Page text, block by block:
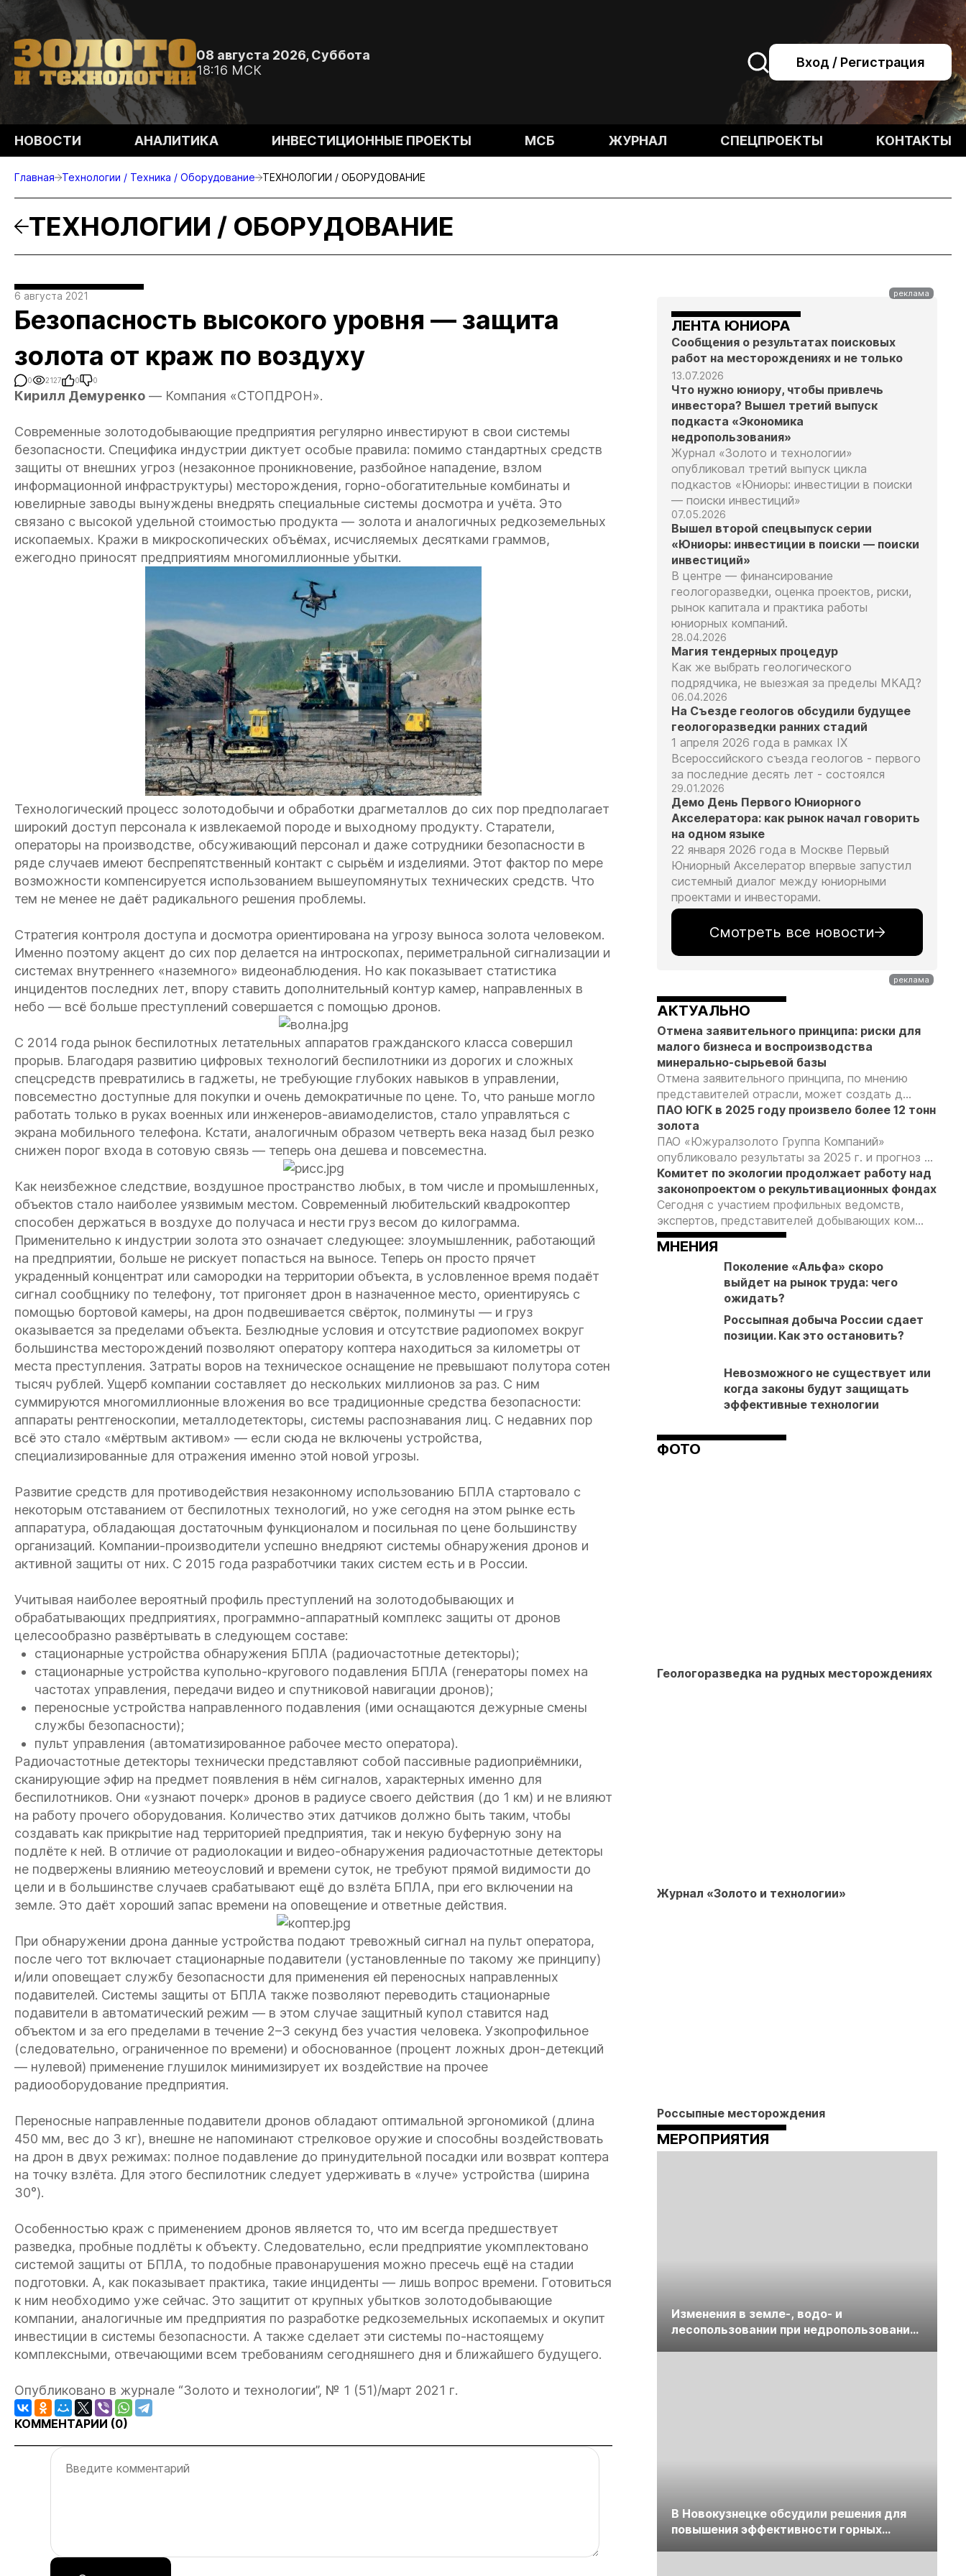
08 августа 2026, Суббота
18:16 МСК
Вход / Регистрация
НОВОСТИ АНАЛИТИКА ИНВЕСТИЦИОННЫЕ ПРОЕКТЫ МСБ ЖУРНАЛ СПЕЦПРОЕКТЫ КОНТАКТЫ
Главная Технологии / Техника / Оборудование ТЕХНОЛОГИИ / ОБОРУДОВАНИЕ
ТЕХНОЛОГИИ / ОБОРУДОВАНИЕ
6 августа 2021
Безопасность высокого уровня — защита
золота от краж по воздуху
0 2127 0 0
Кирилл Демуренко — Компания «СТОПДРОН».
Современные золотодобывающие предприятия регулярно инвестируют в свои системы
безопасности. Специфика индустрии диктует особые правила: помимо стандартных средств
защиты от внешних угроз (незаконное проникновение, разбойное нападение, взлом
информационной инфраструктуры) месторождения, горно-обогатительные комбинаты и
ювелирные заводы вынуждены внедрять специальные системы досмотра и учёта. Это
связано с высокой удельной стоимостью продукта — золота и аналогичных редкоземельных
ископаемых. Кражи в микроскопических объёмах, исчисляемых десятками граммов,
ежегодно приносят предприятиям многомиллионные убытки.
Технологический процесс золотодобычи и обработки драгметаллов до сих пор предполагает
широкий доступ персонала к извлекаемой породе и выходному продукту. Старатели,
операторы на производстве, обсуживающий персонал и даже сотрудники безопасности в
ряде случаев имеют беспрепятственный контакт с сырьём и изделиями. Этот фактор по мере
возможности компенсируется использованием вышеупомянутых технических средств. Что
тем не менее не даёт радикального решения проблемы.
Стратегия контроля доступа и досмотра ориентирована на угрозу выноса золота человеком.
Именно поэтому акцент до сих пор делается на интроскопах, периметральной сигнализации и
системах внутреннего «наземного» видеонаблюдения. Но как показывает статистика
инцидентов последних лет, впору ставить дополнительный контур камер, направленных в
небо — всё больше преступлений совершается с помощью дронов.
С 2014 года рынок беспилотных летательных аппаратов гражданского класса совершил
прорыв. Благодаря развитию цифровых технологий беспилотники из дорогих и сложных
спецсредств превратились в гаджеты, не требующие глубоких навыков в управлении,
повсеместно доступные для покупки и очень демократичные по цене. То, что раньше могло
работать только в руках военных или инженеров-авиамоделистов, стало управляться с
экрана мобильного телефона. Кстати, аналогичным образом четверть века назад был резко
снижен порог входа в сотовую связь — теперь она дешева и повсеместна.
Как неизбежное следствие, воздушное пространство любых, в том числе и промышленных,
объектов стало наиболее уязвимым местом. Современный любительский квадрокоптер
способен держаться в воздухе до получаса и нести груз весом до килограмма.
Применительно к индустрии золота это означает следующее: злоумышленник, работающий
на предприятии, больше не рискует попасться на выносе. Теперь он просто прячет
украденный концентрат или самородки на территории объекта, в условленное время подаёт
сигнал сообщнику по телефону, тот пригоняет дрон в назначенное место, ориентируясь с
помощью бортовой камеры, на дрон подвешивается свёрток, полминуты — и груз
оказывается за пределами объекта. Безлюдные условия и отсутствие радиопомех вокруг
большинства месторождений позволяют оператору коптера находиться за километры от
места преступления. Затраты воров на техническое оснащение не превышают полутора сотен
тысяч рублей. Ущерб компании составляет до нескольких миллионов за раз. С ним
суммируются многомиллионные вложения во все традиционные средства безопасности:
аппараты рентгеноскопии, металлодетекторы, системы распознавания лиц. С недавних пор
всё это стало «мёртвым активом» — если сюда не включены устройства,
специализированные для отражения именно этой новой угрозы.
Развитие средств для противодействия незаконному использованию БПЛА стартовало с
некоторым отставанием от беспилотных технологий, но уже сегодня на этом рынке есть
аппаратура, обладающая достаточным функционалом и посильная по цене большинству
организаций. Компании-производители успешно внедряют системы обнаружения дронов и
активной защиты от них. С 2015 года разработчики таких систем есть и в России.
Учитывая наиболее вероятный профиль преступлений на золотодобывающих и
обрабатывающих предприятиях, программно-аппаратный комплекс защиты от дронов
целесообразно развёртывать в следующем составе:
cтационарные устройства обнаружения БПЛА (радиочастотные детекторы);
стационарные устройства купольно-кругового подавления БПЛА (генераторы помех на
частотах управления, передачи видео и спутниковой навигации дронов);
переносные устройства направленного подавления (ими оснащаются дежурные смены
службы безопасности);
пульт управления (автоматизированное рабочее место оператора).
Радиочастотные детекторы технически представляют собой пассивные радиоприёмники,
сканирующие эфир на предмет появления в нём сигналов, характерных именно для
беспилотников. Они «узнают почерк» дронов в радиусе своего действия (до 1 км) и не влияют
на работу прочего оборудования. Количество этих датчиков должно быть таким, чтобы
создавать как прикрытие над территорией предприятия, так и некую буферную зону на
подлёте к ней. В отличие от радиолокации и видео-обнаружения радиочастотные детекторы
не подвержены влиянию метеоусловий и времени суток, не требуют прямой видимости до
цели и в большинстве случаев срабатывают ещё до взлёта БПЛА, при его включении на
земле. Это даёт хороший запас времени на оповещение и ответные действия.
При обнаружении дрона данные устройства подают тревожный сигнал на пульт оператора,
после чего тот включает стационарные подавители (установленные по такому же принципу)
и/или оповещает службу безопасности для применения ей переносных направленных
подавителей. Системы защиты от БПЛА также позволяют переводить стационарные
подавители в автоматический режим — в этом случае защитный купол ставится над
объектом и за его пределами в течение 2–3 секунд без участия человека. Узкопрофильное
(следовательно, ограниченное по времени) и обоснованное (процент ложных дрон-детекций
— нулевой) применение глушилок минимизирует их воздействие на прочее
радиооборудование предприятия.
Переносные направленные подавители дронов обладают оптимальной эргономикой (длина
450 мм, вес до 3 кг), внешне не напоминают стрелковое оружие и способны воздействовать
на дрон в двух режимах: полное подавление до принудительной посадки или возврат коптера
на точку взлёта. Для этого беспилотник следует удерживать в «луче» устройства (ширина
30°).
Особенностью краж с применением дронов является то, что им всегда предшествует
разведка, пробные подлёты к объекту. Следовательно, если предприятие укомплектовано
системой защиты от БПЛА, то подобные правонарушения можно пресечь ещё на стадии
подготовки. А, как показывает практика, такие инциденты — лишь вопрос времени. Готовиться
к ним необходимо уже сейчас. Это защитит от крупных убытков золотодобывающие
компании, аналогичные им предприятия по разработке редкоземельных ископаемых и окупит
инвестиции в системы безопасности. А также сделает эти системы по-настоящему
комплексными, отвечающими всем требованиям сегодняшнего дня и ближайшего будущего.
Опубликовано в журнале “Золото и технологии”, № 1 (51)/март 2021 г.
КОММЕНТАРИИ (0)
ЛЕНТА ЮНИОРА
Сообщения о результатах поисковых
работ на месторождениях и не только
13.07.2026
Что нужно юниору, чтобы привлечь
инвестора? Вышел третий выпуск
подкаста «Экономика
недропользования»
Журнал «Золото и технологии»
опубликовал третий выпуск цикла
подкастов «Юниоры: инвестиции в поиски
— поиски инвестиций»
07.05.2026
Вышел второй спецвыпуск серии
«Юниоры: инвестиции в поиски — поиски
инвестиций»
В центре — финансирование
геологоразведки, оценка проектов, риски,
рынок капитала и практика работы
юниорных компаний.
28.04.2026
Магия тендерных процедур
Как же выбрать геологического
подрядчика, не выезжая за пределы МКАД?
06.04.2026
На Съезде геологов обсудили будущее
геологоразведки ранних стадий
1 апреля 2026 года в рамках IX
Всероссийского съезда геологов - первого
за последние десять лет - состоялся
29.01.2026
Демо День Первого Юниорного
Акселератора: как рынок начал говорить
на одном языке
22 января 2026 года в Москве Первый
Юниорный Акселератор впервые запустил
системный диалог между юниорными
проектами и инвесторами.
Смотреть все новости
АКТУАЛЬНО
Отмена заявительного принципа: риски для
малого бизнеса и воспроизводства
минерально-сырьевой базы
Отмена заявительного принципа, по мнению
представителей отрасли, может создать д...
ПАО ЮГК в 2025 году произвело более 12 тонн
золота
ПАО «Южуралзолото Группа Компаний»
опубликовало результаты за 2025 г. и прогноз ...
Комитет по экологии продолжает работу над
законопроектом о рекультивационных фондах
Сегодня с участием профильных ведомств,
экспертов, представителей добывающих ком...
МНЕНИЯ
Поколение «Альфа» скоро
выйдет на рынок труда: чего
ожидать?
Россыпная добыча России сдает
позиции. Как это остановить?
Невозможного не существует или
когда законы будут защищать
эффективные технологии
ФОТО
Геологоразведка на рудных месторождениях
Журнал «Золото и технологии»
Россыпные месторождения
МЕРОПРИЯТИЯ
Изменения в земле-, водо- и
лесопользовании при недропользовании
В Новокузнецке обсудили решения для
повышения эффективности горных